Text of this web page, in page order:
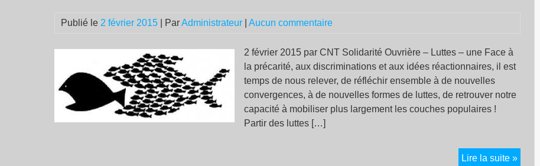
Publié le 2 février 2015 | ParAdministrateur Aucun commentaire
2 février 2015 par CNT Solidarité Ouvrière – Luttes – une Face à
la précarité, aux discriminations et aux idées réactionnaires, il est
temps de nous relever, de réfléchir ensemble à de nouvelles
convergences, à de nouvelles formes de luttes, de retrouver notre
capacité à mobiliser plus largement les couches populaires !
Partir des luttes […]
Lire la suite »Forum